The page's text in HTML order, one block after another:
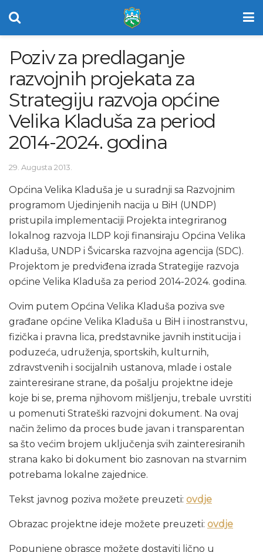
Poziv za predlaganje
razvojnih projekata za
Strategiju razvoja općine
Velika Kladuša za period
2014-2024. godina
29. Augusta 2013.
Općina Velika Kladuša je u suradnji sa Razvojnim
programom Ujedinjenih nacija u BiH (UNDP)
pristupila implementaciji Projekta integriranog
lokalnog razvoja ILDP koji finansiraju Općina Velika
Kladuša, UNDP i Švicarska razvojna agencija (SDC).
Projektom je predviđena izrada Strategije razvoja
općine Velika Kladuša za period 2014-2024. godina.
Ovim putem Općina Velika Kladuša poziva sve
građane općine Velika Kladuša u BiH i inostranstvu,
fizička i pravna lica, predstavnike javnih institucija i
poduzeća, udruženja, sportskih, kulturnih,
zdravstvenih i socijalnih ustanova, mlade i ostale
zainteresirane strane, da pošalju projektne ideje
koje bi se, prema njihovom mišljenju, trebale uvrstiti
u pomenuti Strateški razvojni dokument. Na ovaj
način želimo da proces bude javan i transparentan
sa što većim brojem uključenja svih zainteresiranih
strana kako bi dokument bio zasnovan na stvarnim
potrebama lokalne zajednice.
Tekst javnog poziva možete preuzeti: ovdje
Obrazac projektne ideje možete preuzeti: ovdje
Popunjene obrasce možete dostaviti lično u